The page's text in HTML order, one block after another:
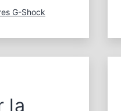
G-Shock
la